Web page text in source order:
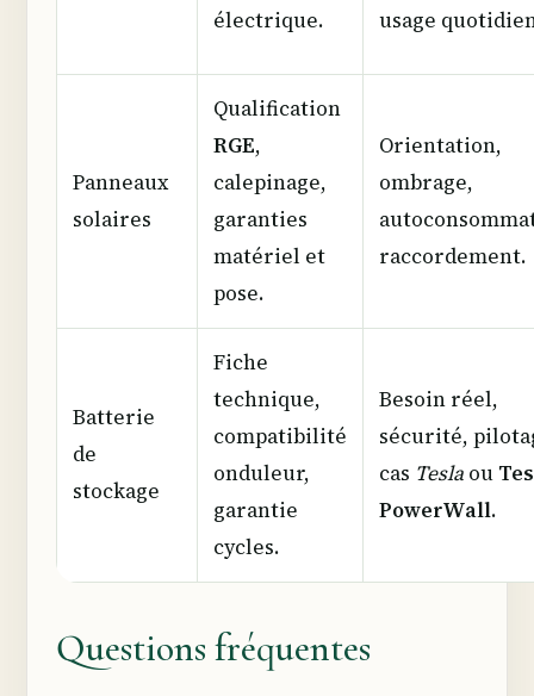
électrique.
usage
Panneaux
solaires
Qualification
RGE,
calepinage,
garanties
matériel et
pose.
Orientation,
ombrage,
raccordement.
Batterie
de
stockage
Fiche
technique,
compatibilité
onduleur,
garantie
cycles.
Besoin réel,
sécurité,
cas Tesla ou
PowerWall.
Questions fréquentes